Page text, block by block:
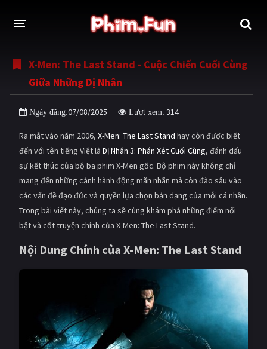
THỂ LOẠI
Thần thoại - Cổ trang Hành động
Tâm lý
Kinh dị Tội phạm - Hình sự
Phiêu lưu Hài hước
Viễn tưởng Khoa học - Tài liệu
Gia đình
Lịch sử
Viễn Tây
X-Men: The Last Stand - Cuộc Chiến Cuối Cùng
Giữa Những Dị Nhân
Ngày đăng:07/08/2025 Lượt xem: 314
Ra mắt vào năm 2006, X-Men: The Last Stand hay còn được biết
đến với tên tiếng Việt là Dị Nhân 3: Phán Xét Cuối Cùng, đánh dấu
sự kết thúc của bộ ba phim X-Men gốc. Bộ phim này không chỉ
mang đến những cảnh hành động mãn nhãn mà còn đào sâu vào
các vấn đề đạo đức và quyền lựa chọn bản dạng của mỗi cá nhân.
Trong bài viết này, chúng ta sẽ cùng khám phá những điểm nổi
bật và cốt truyện chính của X-Men: The Last Stand.
Nội Dung Chính của X-Men: The Last Stand